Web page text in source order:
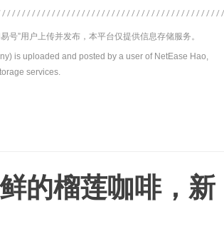
号”用户上传并发布，本平台仅提供信息存储服务。
is uploaded and posted by a user of NetEase Hao,
services.
的榴莲咖啡，新